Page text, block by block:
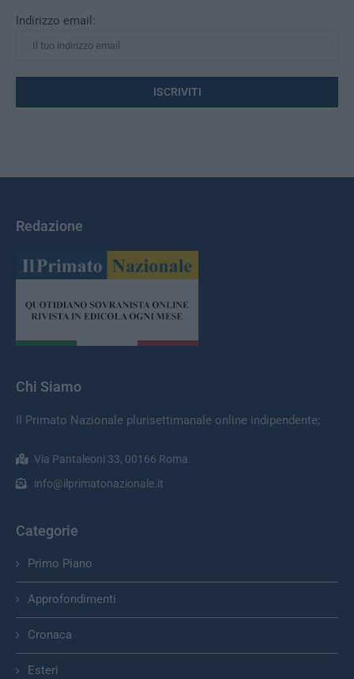
Indirizzo email:
Redazione
Chi Siamo
Il Primato Nazionale plurisettimanale online indipendente;
Via Pantaleoni 33, 00166 Roma.
info@ilprimatonazionale.it
Categorie
Primo Piano
Approfondimenti
Cronaca
Esteri